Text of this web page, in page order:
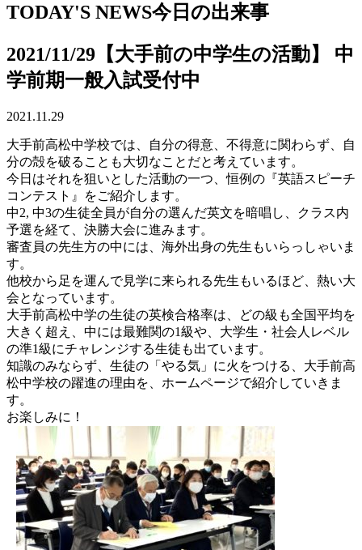
TODAY'S NEWS今日の出来事
2021/11/29【大手前の中学生の活動】 中
学前期一般入試受付中
2021.11.29
大手前高松中学校では、自分の得意、不得意に関わらず、自
分の殻を破ることも大切なことだと考えています。
今日はそれを狙いとした活動の一つ、恒例の『英語スピーチ
コンテスト』をご紹介します。
中2, 中3の生徒全員が自分の選んだ英文を暗唱し、クラス内
予選を経て、決勝大会に進みます。
審査員の先生方の中には、海外出身の先生もいらっしゃいま
す。
他校から足を運んで見学に来られる先生もいるほど、熱い大
会となっています。
大手前高松中学の生徒の英検合格率は、どの級も全国平均を
大きく超え、中には最難関の1級や、大学生・社会人レベル
の準1級にチャレンジする生徒も出ています。
知識のみならず、生徒の「やる気」に火をつける、大手前高
松中学校の躍進の理由を、ホームページで紹介していきま
す。
お楽しみに！